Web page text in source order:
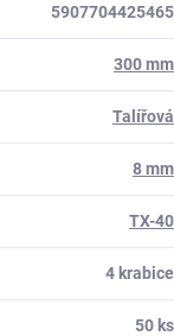
5907704425465
300 mm
Talířová
8 mm
TX-40
4 krabice
50 ks